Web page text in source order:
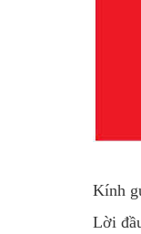
Kính
Lời